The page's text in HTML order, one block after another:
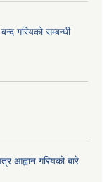
गरियको सम्बन्धी
आह्वान गरियको बारे